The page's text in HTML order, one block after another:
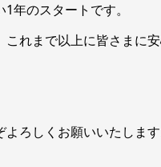
年のスタートです。
これまで以上に皆さまに
ろしくお願いいたします